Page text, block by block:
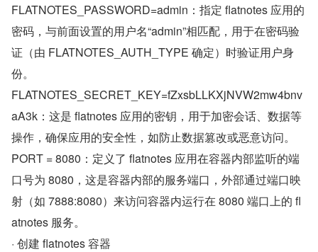
FLATNOTES_PASSWORD=admin：指定 flatnotes 应用的
密码，与前面设置的用户名“admin”相匹配，用于在密码验
证（由 FLATNOTES_AUTH_TYPE 确定）时验证用户身
份。
FLATNOTES_SECRET_KEY=fZxsbLLKXjNVW2mw4bnv
aA3k：这是 flatnotes 应用的密钥，用于加密会话、数据等
操作，确保应用的安全性，如防止数据篡改或恶意访问。
PORT = 8080：定义了 flatnotes 应用在容器内部监听的端
口号为 8080，这是容器内部的服务端口，外部通过端口映
射（如 7888:8080）来访问容器内运行在 8080 端口上的 fl
atnotes 服务。
· 创建 flatnotes 容器